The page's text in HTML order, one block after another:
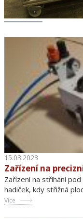
15.03.2023
Zařízení na
Zařízení na stříhání
hadiček, kdy střižná
Více